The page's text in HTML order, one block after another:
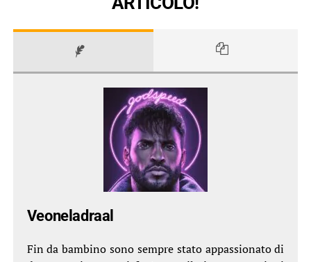
Veoneladraal
Fin da bambino sono sempre stato appassionato di